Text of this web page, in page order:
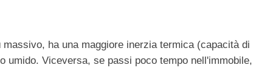
ha una maggiore inerzia termica (capacità di
Viceversa, se passi poco tempo nell'immobile,